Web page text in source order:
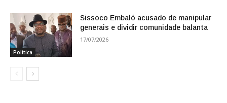
Política
Sissoco Embaló acusado de manipular
generais e dividir comunidade balanta
17/07/2026